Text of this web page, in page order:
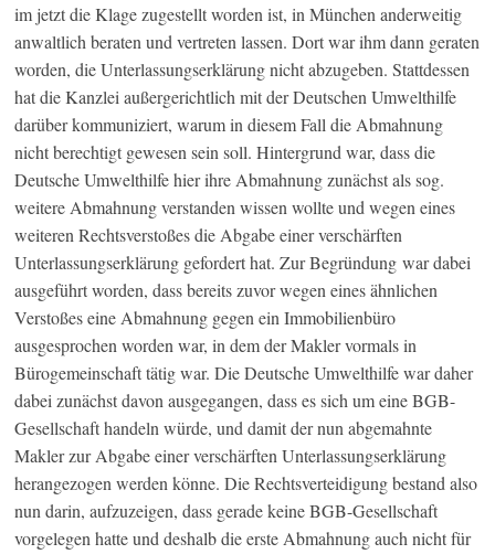
im jetzt die Klage zugestellt worden ist, in München anderweitig
anwaltlich beraten und vertreten lassen. Dort war ihm dann geraten
worden, die Unterlassungserklärung nicht abzugeben. Stattdessen
hat die Kanzlei außergerichtlich mit der Deutschen Umwelthilfe
darüber kommuniziert, warum in diesem Fall die Abmahnung
nicht berechtigt gewesen sein soll. Hintergrund war, dass die
Deutsche Umwelthilfe hier ihre Abmahnung zunächst als sog.
weitere Abmahnung verstanden wissen wollte und wegen eines
weiteren Rechtsverstoßes die Abgabe einer verschärften
Unterlassungserklärung gefordert hat. Zur Begründung war dabei
ausgeführt worden, dass bereits zuvor wegen eines ähnlichen
Verstoßes eine Abmahnung gegen ein Immobilienbüro
ausgesprochen worden war, in dem der Makler vormals in
Bürogemeinschaft tätig war. Die Deutsche Umwelthilfe war daher
dabei zunächst davon ausgegangen, dass es sich um eine BGB-
Gesellschaft handeln würde, und damit der nun abgemahnte
Makler zur Abgabe einer verschärften Unterlassungserklärung
herangezogen werden könne. Die Rechtsverteidigung bestand also
nun darin, aufzuzeigen, dass gerade keine BGB-Gesellschaft
vorgelegen hatte und deshalb die erste Abmahnung auch nicht für